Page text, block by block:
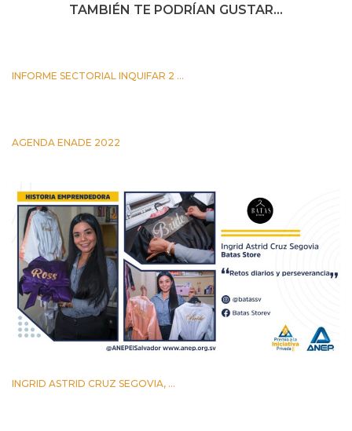
TAMBIÉN TE PODRÍAN GUSTAR...
INFORME SECTORIAL INQUIFAR 2 ...
AGENDA ENADE 2022
INGRID ASTRID CRUZ SEGOVIA, ...